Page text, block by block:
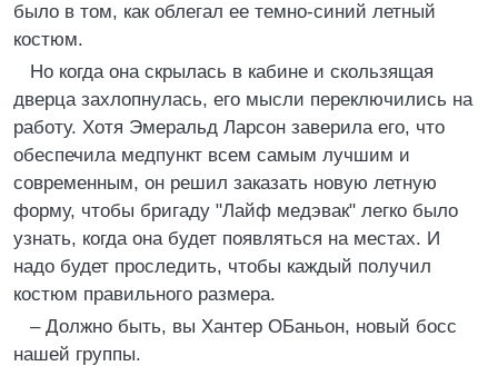
было в том, как облегал ее темно-синий летный
костюм.
Но когда она скрылась в кабине и скользящая
дверца захлопнулась, его мысли переключились на
работу. Хотя Эмеральд Ларсон заверила его, что
обеспечила медпункт всем самым лучшим и
современным, он решил заказать новую летную
форму, чтобы бригаду "Лайф медэвак" легко было
узнать, когда она будет появляться на местах. И
надо будет проследить, чтобы каждый получил
костюм правильного размера.
– Должно быть, вы Хантер ОБаньон, новый босс
нашей группы.